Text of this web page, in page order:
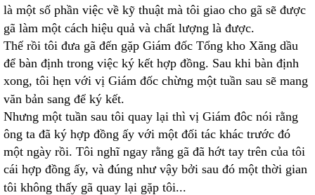
là một số phần việc về kỹ thuật mà tôi giao cho gã sẽ được
gã làm một cách hiệu quả và chất lượng là được.
Thế rồi tôi đưa gã đến gặp Giám đốc Tổng kho Xăng dầu
để bàn định trong việc ký kết hợp đồng. Sau khi bàn định
xong, tôi hẹn với vị Giám đốc chừng một tuần sau sẽ mang
văn bản sang để ký kết.
Nhưng một tuần sau tôi quay lại thì vị Giám đôc nói rằng
ông ta đã ký hợp đồng ấy với một đối tác khác trước đó
một ngày rồi. Tôi nghĩ ngay rằng gã đã hớt tay trên của tôi
cái hợp đồng ấy, và đúng như vậy bởi sau đó một thời gian
tôi không thấy gã quay lại gặp tôi...